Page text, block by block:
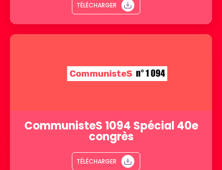
TÉLÉCHARGER
CommunisteS 1094 Spécial 40e
congrès
TÉLÉCHARGER